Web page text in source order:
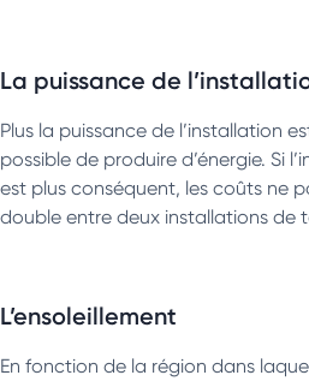
La puissance de
Plus la puissance de l’installation
possible de produire d’énergie. Si
est plus conséquent, les coûts ne
double entre deux installations de
L’ensoleillement
En fonction de la région dans